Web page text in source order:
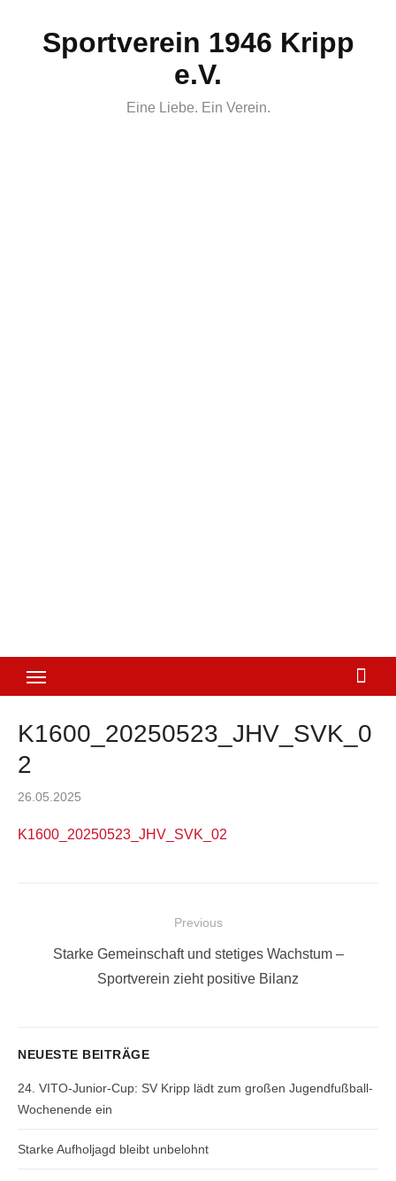
Sportverein 1946 Kripp
e.V.
Eine Liebe. Ein Verein.
K1600_20250523_JHV_SVK_0
2
Posted
26.05.2025
K1600_20250523_JHV_SVK_02
Beitragsnavigation
Previous
Previous
Starke Gemeinschaft und stetiges Wachstum –
Sportverein zieht positive Bilanz
NEUESTE BEITRÄGE
24. VITO-Junior-Cup: SV Kripp lädt zum großen Jugendfußball-
Wochenende ein
Starke Aufholjagd bleibt unbelohnt